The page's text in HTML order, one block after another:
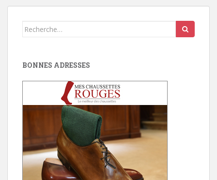
Search
BONNES ADRESSES